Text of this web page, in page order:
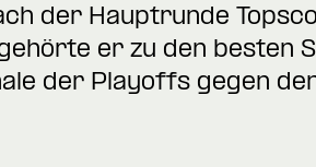
der Hauptrunde
er zu den besten
der Playoffs gegen